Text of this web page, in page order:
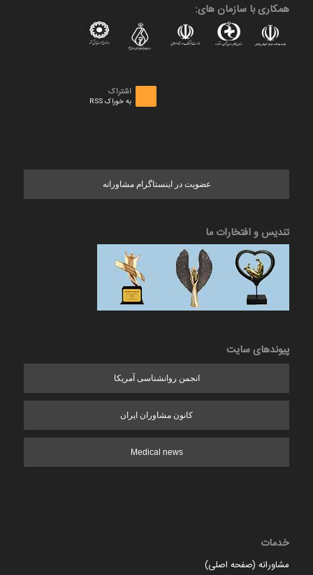
همکاری با سازمان های:
اشتراک
به خوراک RSS
عضویت در اینستاگرام مشاورانه
تندیس و افتخارات ما
پیوندهای سایت
انجمن روانشناسی آمریکا
کانون مشاوران ایران
Medical news
خدمات
مشاورانه (صفحه اصلی)